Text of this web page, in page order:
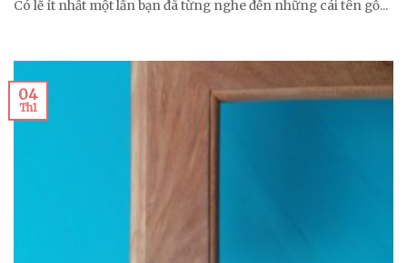
Có lẽ ít nhất một lần bạn đã từng nghe đến những cái tên gỗ...
04
Th1